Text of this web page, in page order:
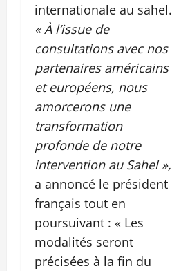
internationale au sahel.
« À l’issue de
consultations avec nos
partenaires américains
et européens, nous
amorcerons une
transformation
profonde de notre
intervention au Sahel »,
a annoncé le président
français tout en
poursuivant : « Les
modalités seront
précisées à la fin du